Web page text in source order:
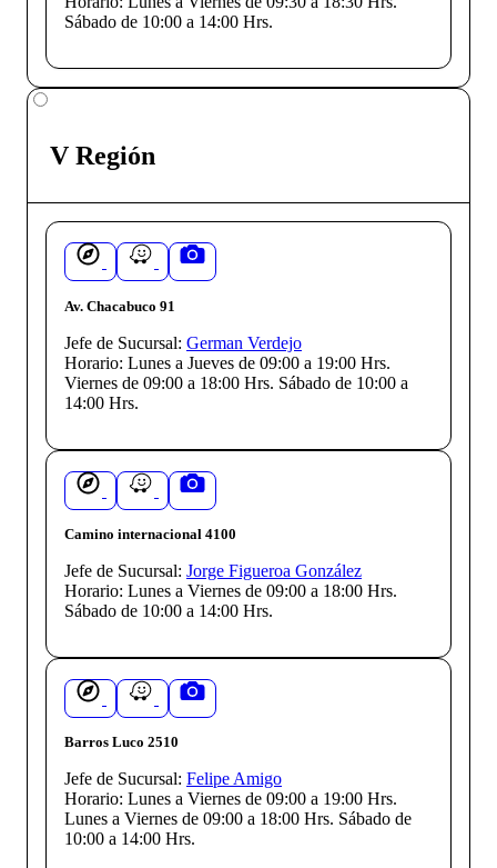
Sábado de 10:00 a 14:00 Hrs.
V Región
Av. Chacabuco 91
Jefe de Sucursal: German Verdejo
Horario: Lunes a Jueves de 09:00 a 19:00 Hrs.
Viernes de 09:00 a 18:00 Hrs. Sábado de 10:00 a
14:00 Hrs.
Camino internacional 4100
Jefe de Sucursal: Jorge Figueroa González
Horario: Lunes a Viernes de 09:00 a 18:00 Hrs.
Sábado de 10:00 a 14:00 Hrs.
Barros Luco 2510
Jefe de Sucursal: Felipe Amigo
Horario: Lunes a Viernes de 09:00 a 19:00 Hrs.
Lunes a Viernes de 09:00 a 18:00 Hrs. Sábado de
10:00 a 14:00 Hrs.